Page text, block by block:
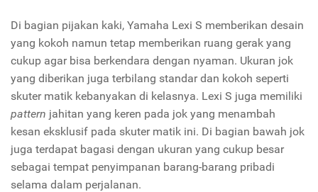
Di bagian pijakan kaki, Yamaha Lexi S memberikan desain
yang kokoh namun tetap memberikan ruang gerak yang
cukup agar bisa berkendara dengan nyaman. Ukuran jok
yang diberikan juga terbilang standar dan kokoh seperti
skuter matik kebanyakan di kelasnya. Lexi S juga memiliki
pattern jahitan yang keren pada jok yang menambah
kesan eksklusif pada skuter matik ini. Di bagian bawah jok
juga terdapat bagasi dengan ukuran yang cukup besar
sebagai tempat penyimpanan barang-barang pribadi
selama dalam perjalanan.